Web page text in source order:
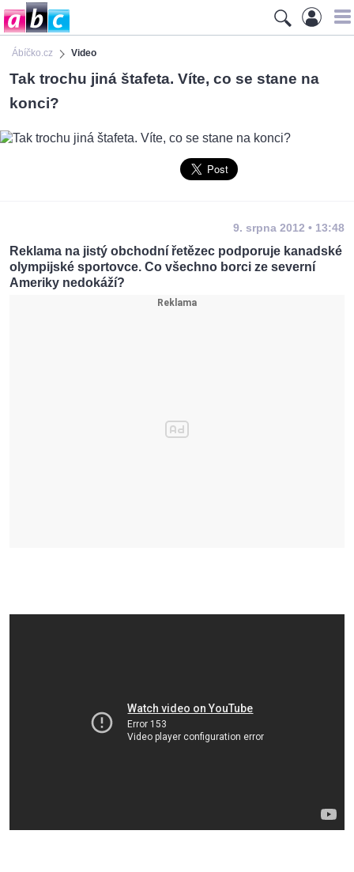
Ábíčko.cz Video
Tak trochu jiná štafeta. Víte, co se stane na
konci?
9. srpna 2012 • 13:48
Reklama na jistý obchodní řetězec podporuje kanadské
olympijské sportovce. Co všechno borci ze severní
Ameriky nedokáží?